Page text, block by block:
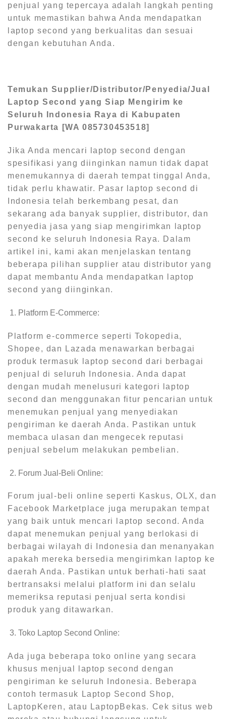
penjual yang tepercaya adalah langkah penting
untuk memastikan bahwa Anda mendapatkan
laptop second yang berkualitas dan sesuai
dengan kebutuhan Anda.
Temukan Supplier/Distributor/Penyedia/Jual
Laptop Second yang Siap Mengirim ke
Seluruh Indonesia Raya di Kabupaten
Purwakarta [WA 085730453518]
Jika Anda mencari laptop second dengan
spesifikasi yang diinginkan namun tidak dapat
menemukannya di daerah tempat tinggal Anda,
tidak perlu khawatir. Pasar laptop second di
Indonesia telah berkembang pesat, dan
sekarang ada banyak supplier, distributor, dan
penyedia jasa yang siap mengirimkan laptop
second ke seluruh Indonesia Raya. Dalam
artikel ini, kami akan menjelaskan tentang
beberapa pilihan supplier atau distributor yang
dapat membantu Anda mendapatkan laptop
second yang diinginkan.
Platform E-Commerce:
Platform e-commerce seperti Tokopedia,
Shopee, dan Lazada menawarkan berbagai
produk termasuk laptop second dari berbagai
penjual di seluruh Indonesia. Anda dapat
dengan mudah menelusuri kategori laptop
second dan menggunakan fitur pencarian untuk
menemukan penjual yang menyediakan
pengiriman ke daerah Anda. Pastikan untuk
membaca ulasan dan mengecek reputasi
penjual sebelum melakukan pembelian.
Forum Jual-Beli Online:
Forum jual-beli online seperti Kaskus, OLX, dan
Facebook Marketplace juga merupakan tempat
yang baik untuk mencari laptop second. Anda
dapat menemukan penjual yang berlokasi di
berbagai wilayah di Indonesia dan menanyakan
apakah mereka bersedia mengirimkan laptop ke
daerah Anda. Pastikan untuk berhati-hati saat
bertransaksi melalui platform ini dan selalu
memeriksa reputasi penjual serta kondisi
produk yang ditawarkan.
Toko Laptop Second Online:
Ada juga beberapa toko online yang secara
khusus menjual laptop second dengan
pengiriman ke seluruh Indonesia. Beberapa
contoh termasuk Laptop Second Shop,
LaptopKeren, atau LaptopBekas. Cek situs web